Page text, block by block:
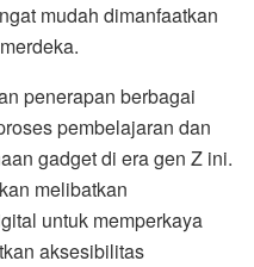
mudah dimanfaatkan
penerapan berbagai
pembelajaran dan
gadget di era gen Z ini.
melibatkan
untuk memperkaya
aksesibilitas